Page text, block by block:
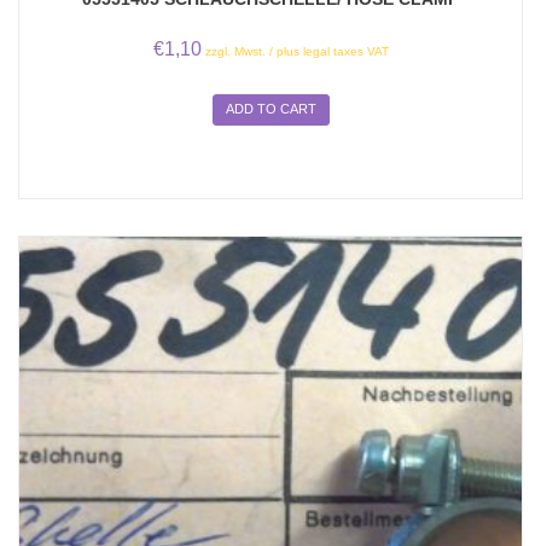
€1,10 zzgl. Mwst. / plus legal taxes VAT
ADD TO CART